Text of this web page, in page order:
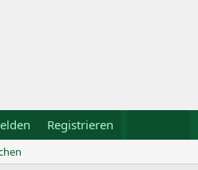
Galerie Kalender
Registrieren